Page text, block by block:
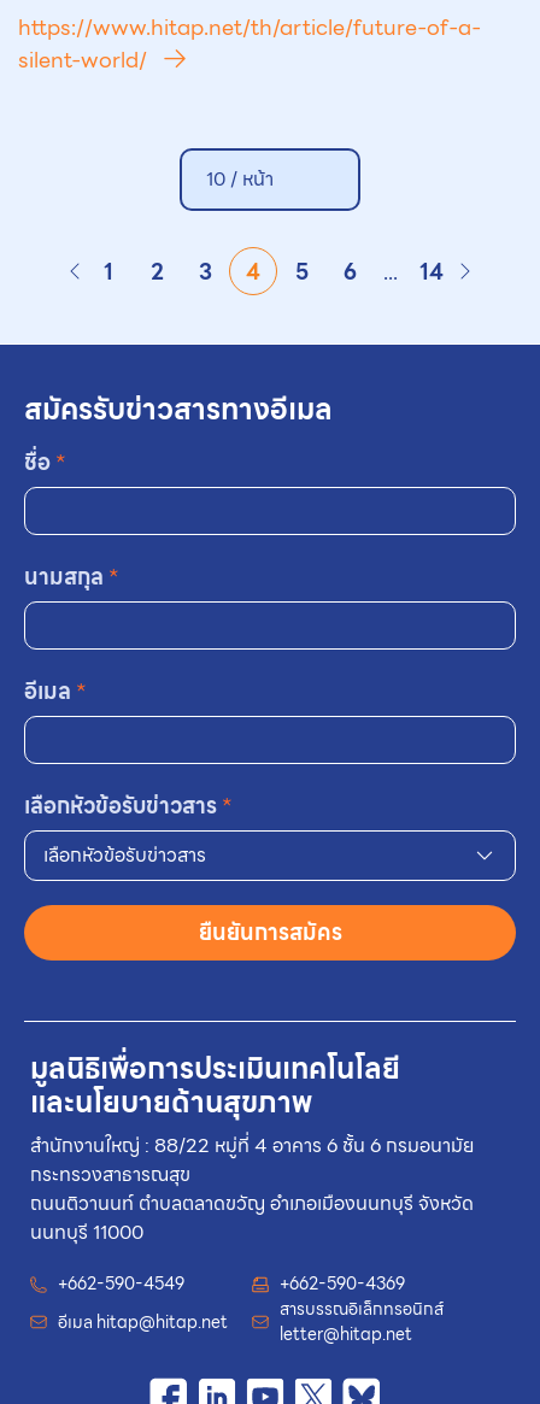
https://www.hitap.net/th/article/future-of-a-
silent-world/
10 / หน้า
1 2 3 4 5 6 ... 14
มูลนิธิเพื่อการประเมินเทคโนโลยี
และนโยบายด้านสุขภาพ
สำนักงานใหญ่ : 88/22 หมู่ที่ 4 อาคาร 6 ชั้น 6 กรมอนามัย
กระทรวงสาธารณสุข
ถนนติวานนท์ ตำบลตลาดขวัญ อำเภอเมืองนนทบุรี จังหวัด
นนทบุรี 11000
+662-590-4549
+662-590-4369
อีเมล hitap@hitap.net
สารบรรณอิเล็กทรอนิกส์
letter@hitap.net
สมัครรับข่าวสารทางอีเมล
ชื่อ*
นามสกุล *
อีเมล *
เลือกหัวข้อรับข่าวสาร*
เลือกหัวข้อรับข่าวสาร
ยืนยันการสมัคร